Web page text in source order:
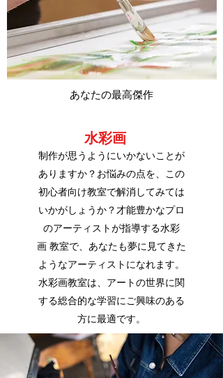
あなたの最高傑作
水彩画
制作が思うようにいかないことが
ありますか？お悩みの点を、この
初心者向け教室で解消してみては
いかがしょうか？才能豊かなプロ
のアーティストが指導する水彩
画 教室で、あなたも夢に見てきた
ようなアーティストになれます。
水彩画教室は、アートの世界に関
する総合的な学習にご興味のある
方に最適です。